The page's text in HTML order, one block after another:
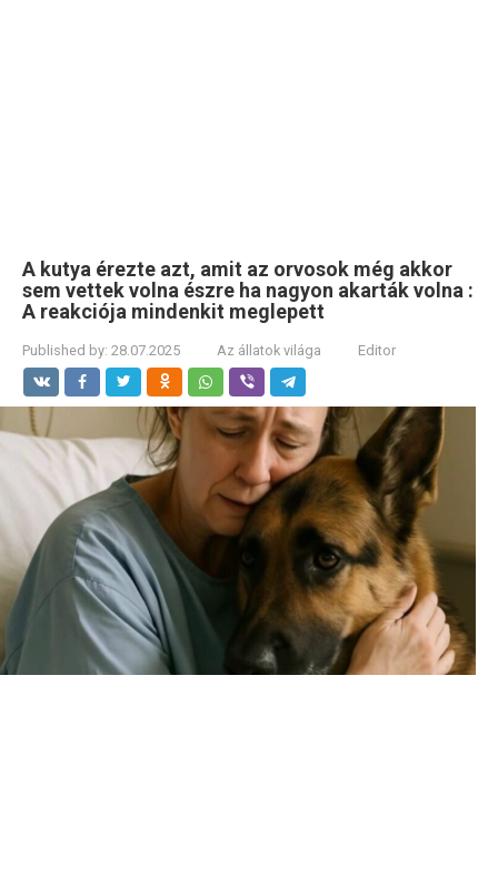
A kutya érezte azt, amit az orvosok még akkor
sem vettek volna észre ha nagyon akarták volna :
A reakciója mindenkit meglepett
Published by: 28.07.2025 Az állatok világa Editor